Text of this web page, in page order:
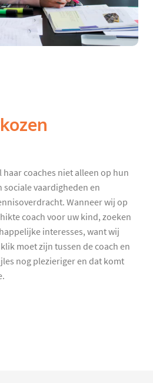
coaches niet alleen op hun
vaardigheden en
Wanneer wij op
coach voor uw kind, zoeken
interesses, want wij
moet zijn tussen de coach en
nog plezieriger en dat komt